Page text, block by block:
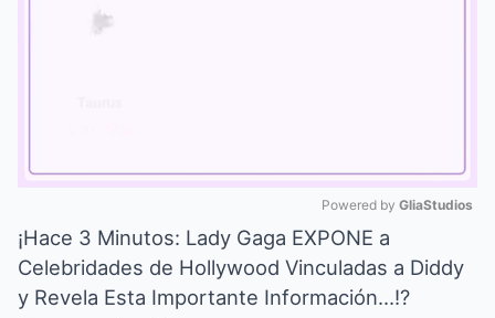
Powered by GliaStudios
¡Hace 3 Minutos: Lady Gaga EXPONE a
Celebridades de Hollywood Vinculadas a Diddy
y Revela Esta Importante Información…!?